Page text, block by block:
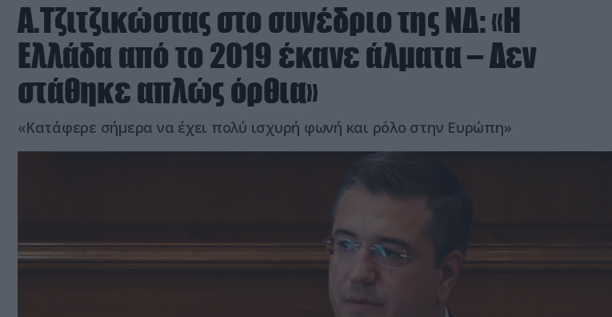
Α.Τζιτζικώστας στο συνέδριο της ΝΔ: «Η
Ελλάδα από το 2019 έκανε άλματα – Δεν
στάθηκε απλώς όρθια»
«Κατάφερε σήμερα να έχει πολύ ισχυρή φωνή και ρόλο στην Ευρώπη»